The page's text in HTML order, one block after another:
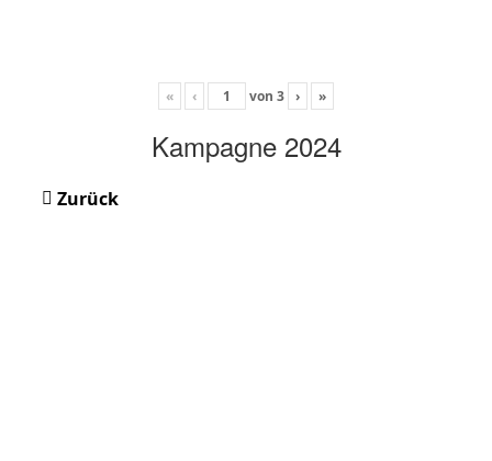
« ‹ von 3 › »
Kampagne 2024
Zurück